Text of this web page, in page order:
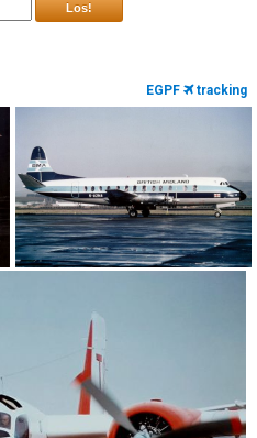
Los!
EGPF tracking